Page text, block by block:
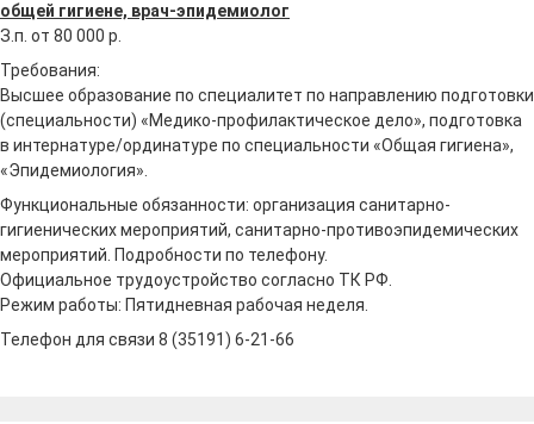
общей гигиене, врач-эпидемиолог
З.п. от 80 000 р.
Требования:
Высшее образование по специалитет по направлению подготовки
(специальности) «Медико-профилактическое дело», подготовка
в интернатуре/ординатуре по специальности «Общая гигиена»,
«Эпидемиология».
Функциональные обязанности: организация санитарно-
гигиенических мероприятий, санитарно-противоэпидемических
мероприятий. Подробности по телефону.
Официальное трудоустройство согласно ТК РФ.
Режим работы: Пятидневная рабочая неделя.
Телефон для связи 8 (35191) 6-21-66